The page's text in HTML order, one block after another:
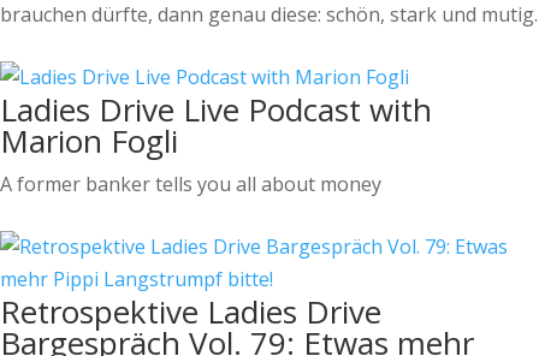
brauchen dürfte, dann genau diese: schön, stark und mutig.
Ladies Drive Live Podcast with
Marion Fogli
A former banker tells you all about money
Retrospektive Ladies Drive
Bargespräch Vol. 79: Etwas mehr